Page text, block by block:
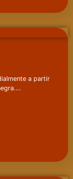
a partir